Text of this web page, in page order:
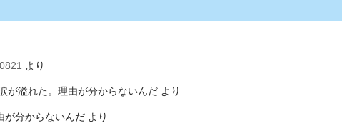
より
が溢れた。理由が分からないんだ より
が分からないんだ より